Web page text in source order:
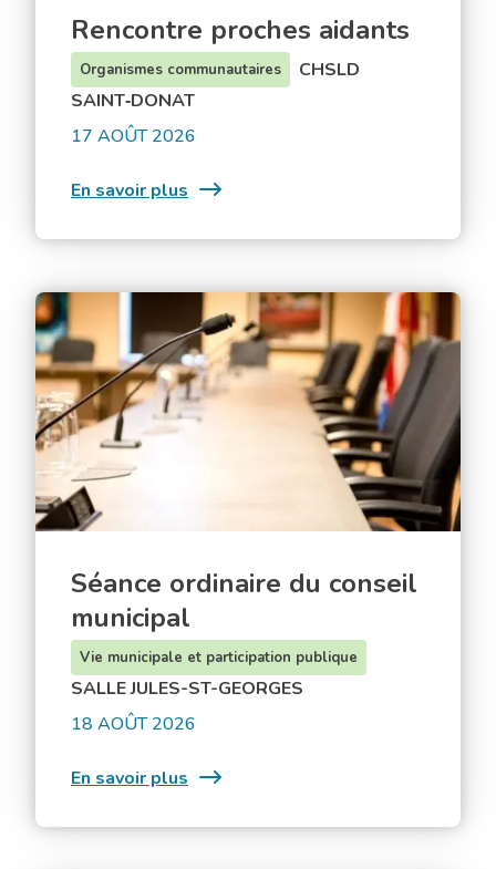
Rencontre proches aidants
Organismes communautaires
CHSLD
SAINT‑DONAT
17 AOÛT 2026
En savoir plus
proches
Séance
ordinaire
du
conseil
municipal
Séance ordinaire du conseil
municipal
Vie municipale et participation publique
SALLE JULES-ST-GEORGES
18 AOÛT 2026
En savoir plus
ordinaire